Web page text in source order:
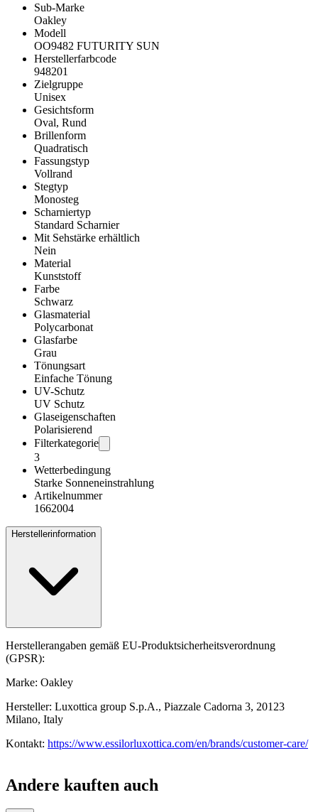
Sub-Marke
Oakley
Modell
OO9482 FUTURITY SUN
Herstellerfarbcode
948201
Zielgruppe
Unisex
Gesichtsform
Oval, Rund
Brillenform
Quadratisch
Fassungstyp
Vollrand
Stegtyp
Monosteg
Scharniertyp
Standard Scharnier
Mit Sehstärke erhältlich
Nein
Material
Kunststoff
Farbe
Schwarz
Glasmaterial
Polycarbonat
Glasfarbe
Grau
Tönungsart
Einfache Tönung
UV-Schutz
UV Schutz
Glaseigenschaften
Polarisierend
Filterkategorie
3
Wetterbedingung
Starke Sonneneinstrahlung
Artikelnummer
1662004
Herstellerinformation
Herstellerangaben gemäß EU-Produktsicherheitsverordnung
(GPSR):
Marke: Oakley
Hersteller: Luxottica group S.p.A., Piazzale Cadorna 3, 20123
Milano, Italy
Kontakt: https://www.essilorluxottica.com/en/brands/customer-care/
Andere kauften auch